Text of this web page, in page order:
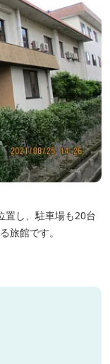
置し、駐車場も20台
旅館です。